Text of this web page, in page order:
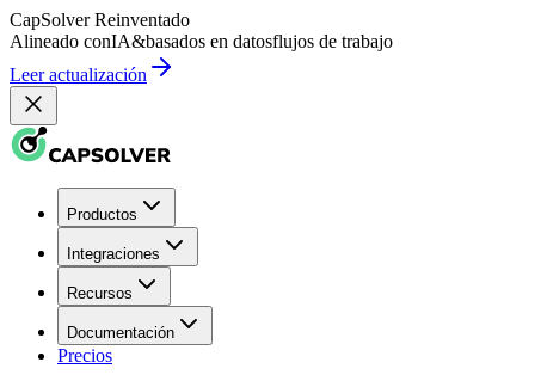
CapSolver Reinventado
Alineado conIA&basados en datosflujos de trabajo
Leer actualización
Productos
Integraciones
Recursos
Documentación
Precios